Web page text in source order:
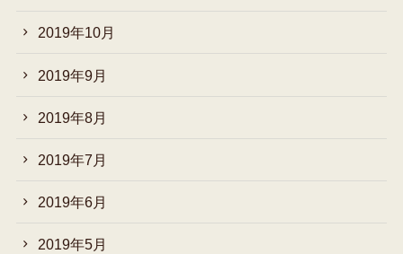
2019年10月
2019年9月
2019年8月
2019年7月
2019年6月
2019年5月